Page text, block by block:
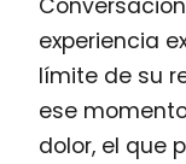
experiencia
límite de su
ese
dolor, el que